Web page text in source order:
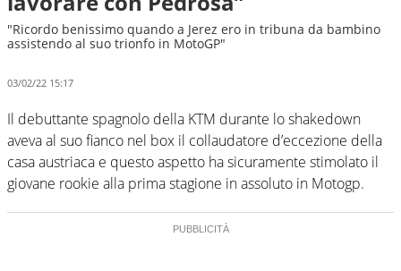
"Ricordo benissimo quando a Jerez ero in tribuna da bambino
assistendo al suo trionfo in MotoGP"
03/02/22 15:17
Il debuttante spagnolo della KTM durante lo shakedown
aveva al suo fianco nel box il collaudatore d’eccezione della
casa austriaca e questo aspetto ha sicuramente stimolato il
giovane rookie alla prima stagione in assoluto in Motogp.